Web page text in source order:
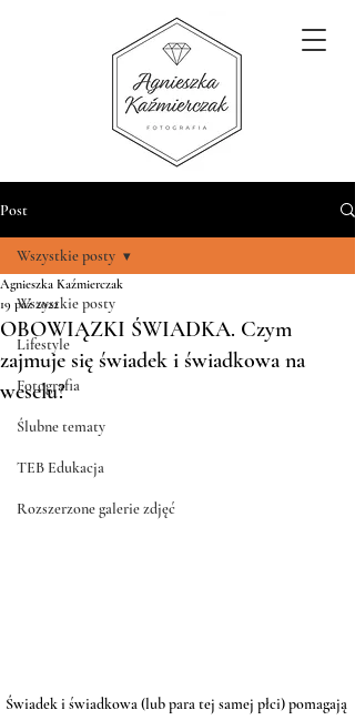
Post
Wszystkie posty
Lifestyle
Fotografia
Ślubne tematy
TEB Edukacja
Rozszerzone galerie zdjęć
Wszystkie posty
OBOWIĄZKI ŚWIADKA. Czym
zajmuje się świadek i świadkowa na
weselu?
Agnieszka Kaźmierczak
19 paź 2022
Świadek i świadkowa (lub para tej samej płci) pomagają